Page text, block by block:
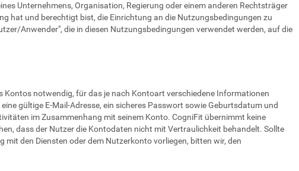
Unternehmens, Organisation, Regierung oder einem anderen Rechtsträger
hat und berechtigt bist, die Einrichtung an die Nutzungsbedingungen zu
Anwender", die in diesen Nutzungsbedingungen verwendet werden, auf die
Kontos notwendig, für das je nach Kontoart verschiedene Informationen
gültige E-Mail-Adresse, ein sicheres Passwort sowie Geburtsdatum und
im Zusammenhang mit seinem Konto. CogniFit übernimmt keine
dass der Nutzer die Kontodaten nicht mit Vertraulichkeit behandelt. Sollte
den Diensten oder dem Nutzerkonto vorliegen, bitten wir, den